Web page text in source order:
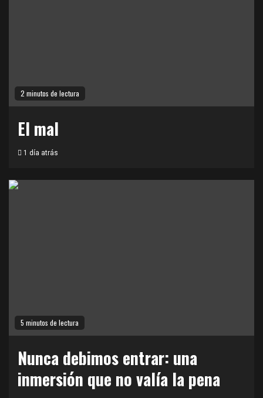
2 minutos de lectura
El mal
1 día atrás
5 minutos de lectura
Nunca debimos entrar: una
inmersión que no valía la pena